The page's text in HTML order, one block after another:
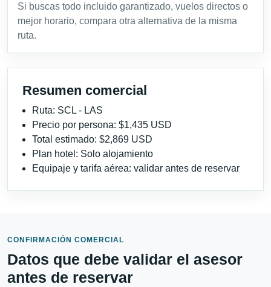
Si buscas todo incluido garantizado, vuelos directos o
mejor horario, compara otra alternativa de la misma
ruta.
Resumen comercial
Ruta: SCL - LAS
Precio por persona: $1,435 USD
Total estimado: $2,869 USD
Plan hotel: Solo alojamiento
Equipaje y tarifa aérea: validar antes de reservar
CONFIRMACIÓN COMERCIAL
Datos que debe validar el asesor
antes de reservar